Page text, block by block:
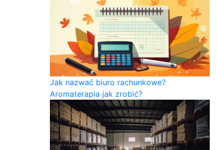
Jak nazwać biuro rachunkowe?
Aromaterapia jak zrobić?